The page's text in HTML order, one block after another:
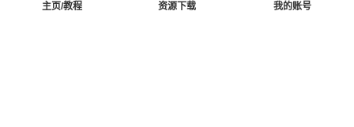
主页/教程 资源下载 我的账号